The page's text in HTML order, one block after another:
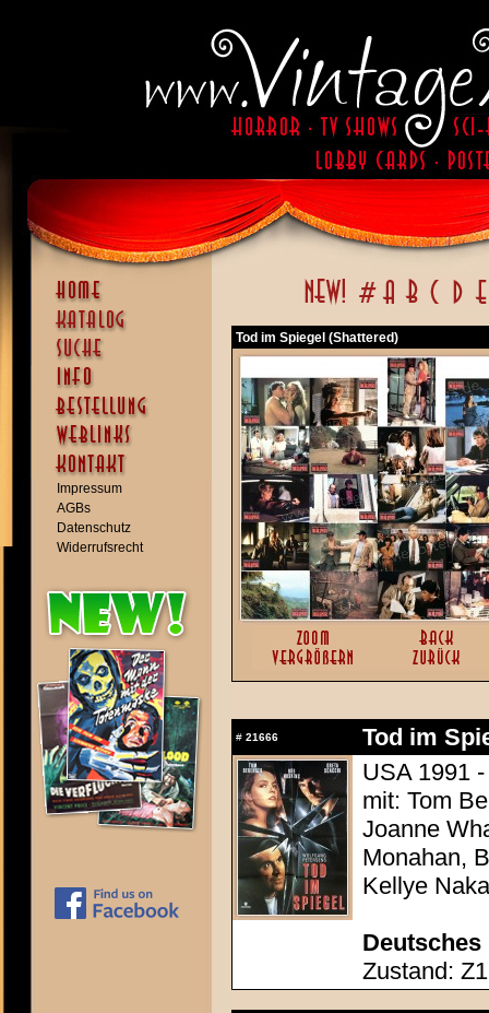
Impressum
AGBs
Datenschutz
Widerrufsrecht
Tod im Spiegel (Shattered)
# 21666
Tod im
USA 1991
mit: Tom
Joanne
Monahan,
Kellye
Deutsches
Zustand: